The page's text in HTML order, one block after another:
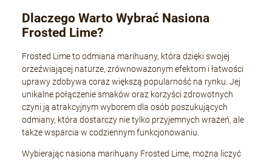
Dlaczego Warto Wybrać Nasiona
Frosted Lime?
Frosted Lime to odmiana marihuany, która dzięki swojej
orzeźwiającej naturze, zrównoważonym efektom i łatwości
uprawy zdobywa coraz większą popularność na rynku. Jej
unikalne połączenie smaków oraz korzyści zdrowotnych
czyni ją atrakcyjnym wyborem dla osób poszukujących
odmiany, która dostarczy nie tylko przyjemnych wrażeń, ale
także wsparcia w codziennym funkcjonowaniu.
Wybierając nasiona marihuany Frosted Lime, można liczyć